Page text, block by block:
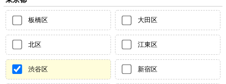
板橋区 大田区
北区 江東区
渋谷区 新宿区